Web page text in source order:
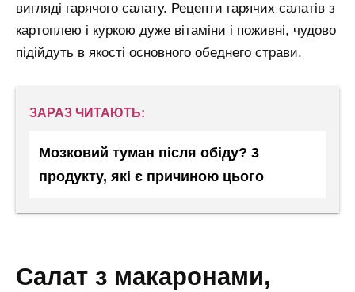
вигляді гарячого салату. Рецепти гарячих салатів з
картоплею і куркою дуже вітаміни і поживні, чудово
підійдуть в якості основного обеднего страви.
ЗАРАЗ ЧИТАЮТЬ:
Мозковий туман після обіду? 3
продукту, які є причиною цього
салат з макаронами,